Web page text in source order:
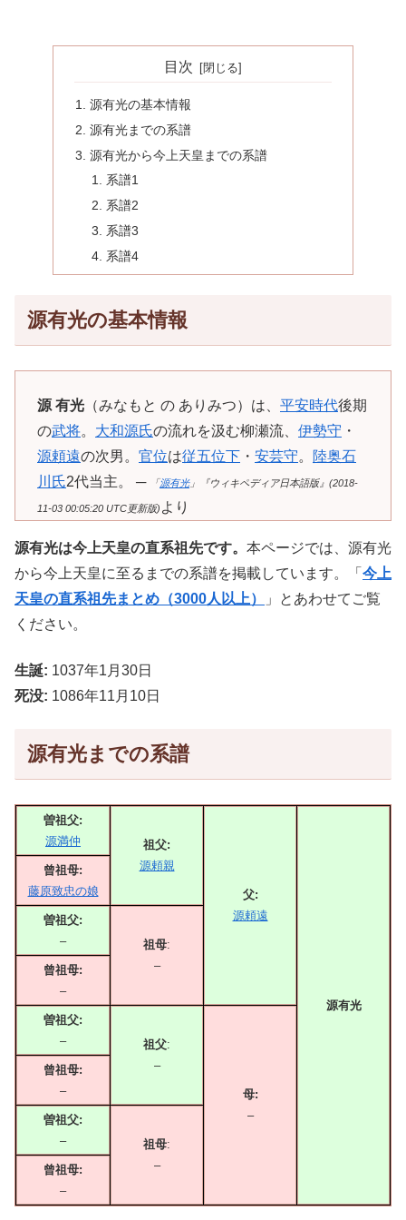
目次
源有光の基本情報
源有光までの系譜
源有光から今上天皇までの系譜
系譜1
系譜2
系譜3
系譜4
源有光の基本情報
源 有光 （みなもと の ありみつ）は、 平安時代後期
の武将。 大和源氏の流れを汲む柳瀬流、 伊勢守 ・
源頼遠の次男。 官位は従五位下 ・ 安芸守。
陸奥石
川氏2代当主。 ─ 「 源有光」『ウィキペディア日本語版』(2018-
11-03 00:05:20 UTC更新版) より
源有光は今上天皇の直系祖先です。 本ページでは、源有光
から今上天皇に至るまでの系譜を掲載しています。「 今上
天皇の直系祖先まとめ（3000人以上）
」とあわせてご覧
ください。
生誕: 1037年1月30日
死没: 1086年11月10日
源有光までの系譜
曽祖父:
源満仲
祖父:
源頼親
父:
源頼遠
源有光
曾祖母:
藤原致忠の娘
曽祖父:
–
祖母:
–
曾祖母:
–
曽祖父:
–
祖父:
–
母:
–
曾祖母:
–
曽祖父:
–
祖母:
–
曾祖母:
–